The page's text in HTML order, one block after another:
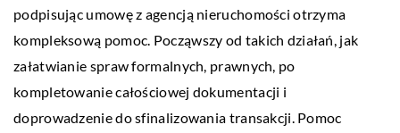
podpisując umowę z agencją nieruchomości otrzyma
kompleksową pomoc. Począwszy od takich działań, jak
załatwianie spraw formalnych, prawnych, po
kompletowanie całościowej dokumentacji i
doprowadzenie do sfinalizowania transakcji. Pomoc